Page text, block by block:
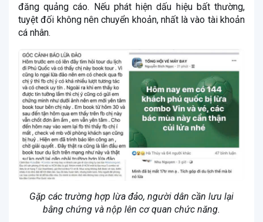
đăng quảng cáo. Nếu phát hiện dấu hiệu bất thường,
tuyệt đối không nên chuyển khoản, nhất là vào tài khoản
cá nhân.
Gặp các trường hợp lừa đảo, người dân cần lưu lại
bằng chứng và nộp lên cơ quan chức năng.